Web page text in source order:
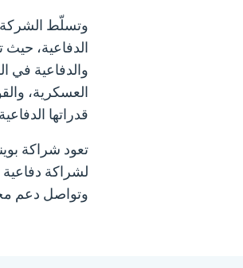
وتسلّط الشركة
الدفاعية،
والدفاعية في
العسكرية،
قدراتها
وتواصل دعم